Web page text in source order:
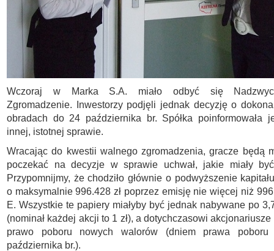
Wczoraj w Marka S.A. miało odbyć się
Zgromadzenie. Inwestorzy podjęli jednak decyzję o
obradach do 24 października br. Spółka poinformowała
innej, istotnej sprawie.
Wracając do kwestii walnego zgromadzenia, gracze będą
poczekać na decyzje w sprawie uchwał, jakie miały
Przypomnijmy, że chodziło głównie o podwyższenie
o maksymalnie 996.428 zł poprzez emisję nie więcej niż
E. Wszystkie te papiery miałyby być jednak nabywane po
(nominał każdej akcji to 1 zł), a dotychczasowi
prawo poboru nowych walorów (dniem prawa
października br.).